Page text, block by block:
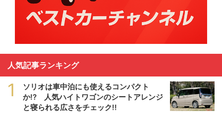
人気記事ランキング
1
ソリオは車中泊にも使えるコンパクト
か!? 人気ハイトワゴンのシートアレンジ
と寝られる広さをチェック!!